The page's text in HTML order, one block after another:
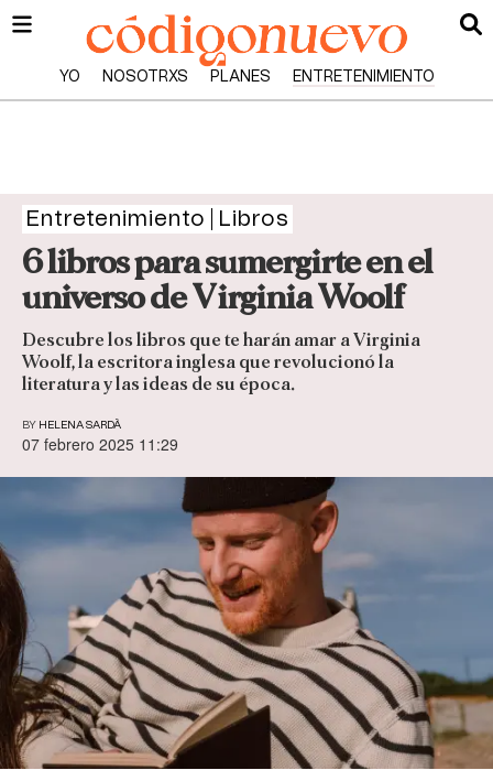
YO NOSOTRXS PLANES ENTRETENIMIENTO
Entretenimiento Libros
6 libros para sumergirte en el
universo de Virginia Woolf
Descubre los libros que te harán amar a Virginia
Woolf, la escritora inglesa que revolucionó la
literatura y las ideas de su época.
BY HELENA SARDÀ
07 febrero 2025 11:29